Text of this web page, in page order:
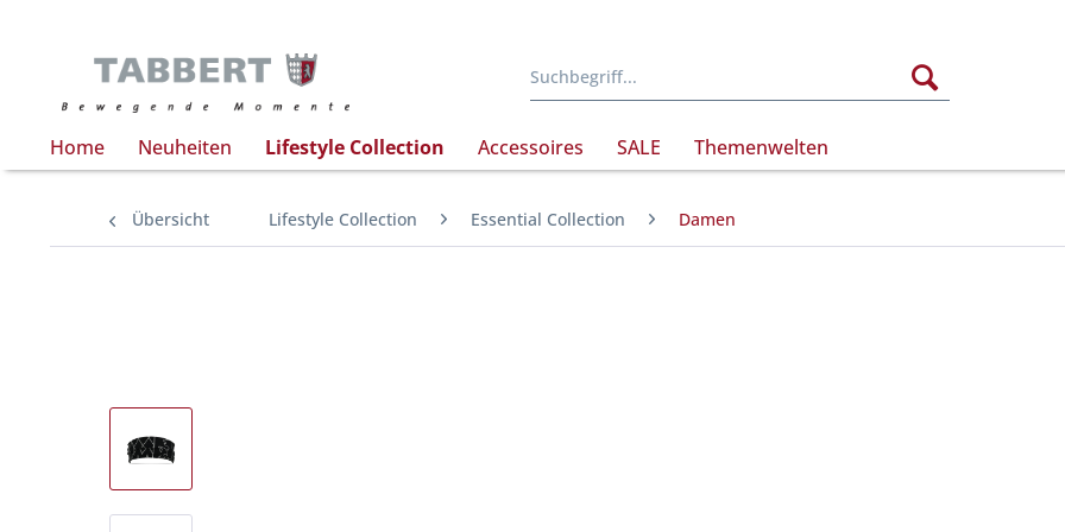
Home Neuheiten Lifestyle Collection Accessoires SALE Themenwelten
Übersicht Lifestyle Collection Essential Collection Damen